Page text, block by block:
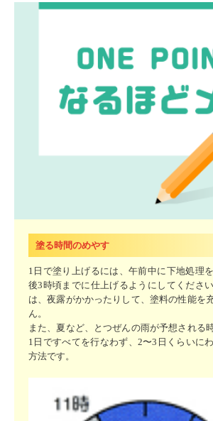
塗る時間のめやす
1日で塗り上げるには、午前中に下地処理
後3時頃までに仕上げるようにしてくださ
は、夜露がかかったりして、塗料の性能を
ん。
また、夏など、とつぜんの雨が予想される
1日ですべてを行なわず、2〜3日くらいに
方法です。